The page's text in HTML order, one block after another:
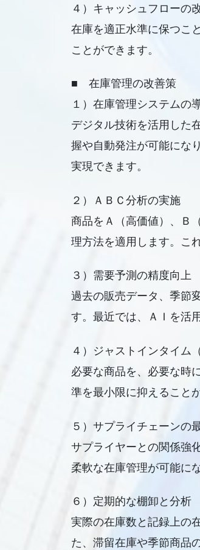
４）キャッシュフローの
在庫を適正水準に保つこ
ことができます。
■ 在庫管理の改善策
１）在庫管理システムの
デジタル技術を活用した
握や自動発注が可能にな
実現できます。
２）ＡＢＣ分析の実施
商品をＡ（高価値）、Ｂ
理方法を適用します。こ
３）需要予測の精度向上
過去の販売データ、季節
す。最近では、ＡＩを活
４）ジャストインタイム
必要な商品を、必要な時
準を最小限に抑えること
５）サプライチェーンの
サプライヤーとの関係強
柔軟な在庫管理が可能に
６）定期的な棚卸と分析
実際の在庫数と記録上の
た、滞留在庫や季節商品